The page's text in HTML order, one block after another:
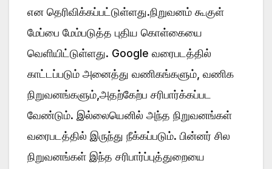
என தெரிவிக்கப்பட்டுள்ளது.நிறுவனம் கூகுள்
மேப்பை மேம்படுத்த புதிய கொள்கையை
வெளியிட்டுள்ளது. Google வரைபடத்தில்
காட்டப்படும் அனைத்து வணிகங்களும், வணிக
நிறுவனங்களும்,அதற்கேற்ப சரிபார்க்கப்பட
வேண்டும். இல்லையெனில் அந்த நிறுவனங்கள்
வரைபடத்தில் இருந்து நீக்கப்படும். பின்னர் சில
நிறுவனங்கள் இந்த சரிபார்ப்புத்துறையை